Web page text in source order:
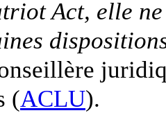
Act, elle ne
(ACLU).